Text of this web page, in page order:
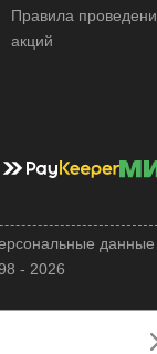
Правила
акций
- 2026
данные